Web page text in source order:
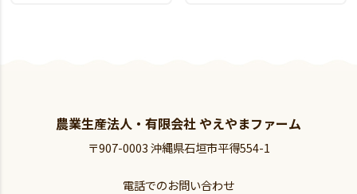
農業生産法人・有限会社 やえやまファーム
〒907-0003 沖縄県石垣市平得554-1
電話でのお問い合わせ